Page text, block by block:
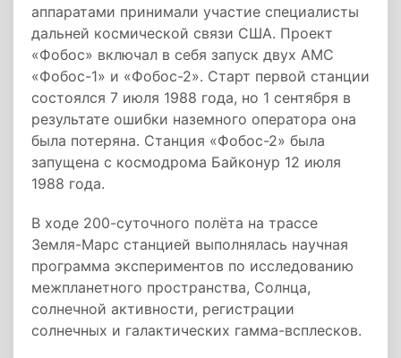
аппаратами принимали участие специалисты
дальней космической связи США. Проект
«Фобос» включал в себя запуск двух АМС
«Фобос-1» и «Фобос-2». Старт первой станции
состоялся 7 июля 1988 года, но 1 сентября в
результате ошибки наземного оператора она
была потеряна. Станция «Фобос-2» была
запущена с космодрома Байконур 12 июля
1988 года.
В ходе 200-суточного полёта на трассе
Земля-Марс станцией выполнялась научная
программа экспериментов по исследованию
межпланетного пространства, Солнца,
солнечной активности, регистрации
солнечных и галактических гамма-всплесков.